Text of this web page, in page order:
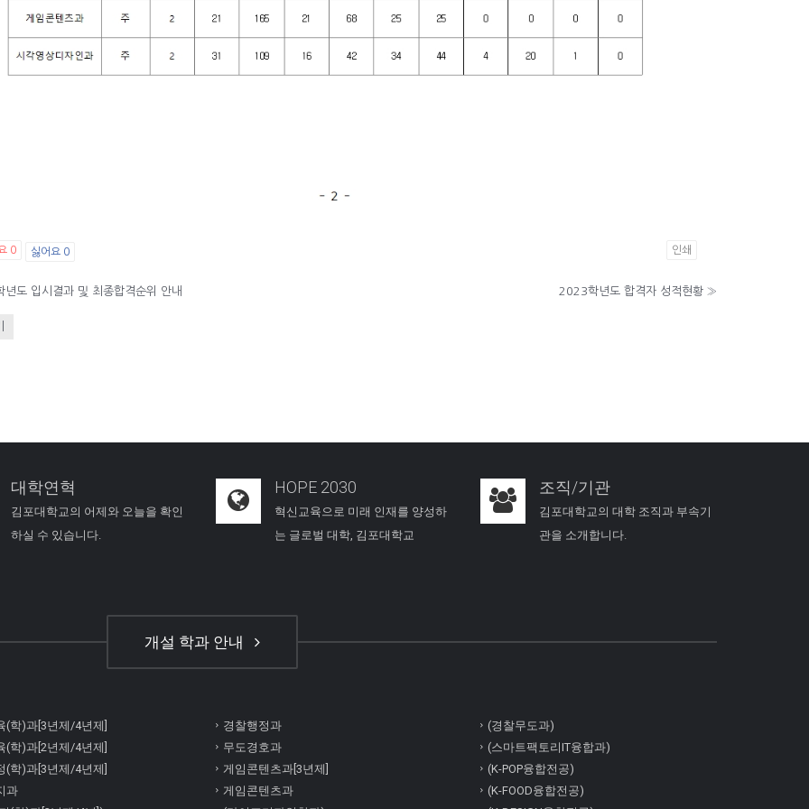
0 싫어요 0 인쇄
도 입시결과 및 최종합격순위 안내 2023학년도 합격자 성적현황 »
대학연혁
김포대학교의 어제와 오늘을 확인
하실 수 있습니다.
HOPE 2030
혁신교육으로 미래 인재를 양성하
는 글로벌 대학, 김포대학교
조직/기관
김포대학교의 대학 조직과 부속기
관을 소개합니다.
개설 학과 안내
(학)과[3년제/4년제]
(학)과[2년제/4년제]
(학)과[3년제/4년제]
과
경찰행정과
무도경호과
게임콘텐츠과[3년제]
게임콘텐츠과
(경찰무도과)
(스마트팩토리IT융합과)
(K-POP융합전공)
(K-FOOD융합전공)